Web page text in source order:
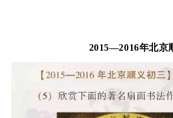
2015—2016年北京